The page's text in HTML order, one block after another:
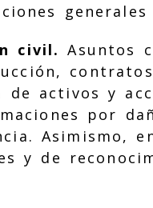
civil. Asuntos
activos y
por
Asimismo,
y de